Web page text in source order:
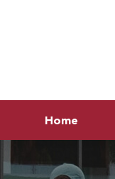
Home